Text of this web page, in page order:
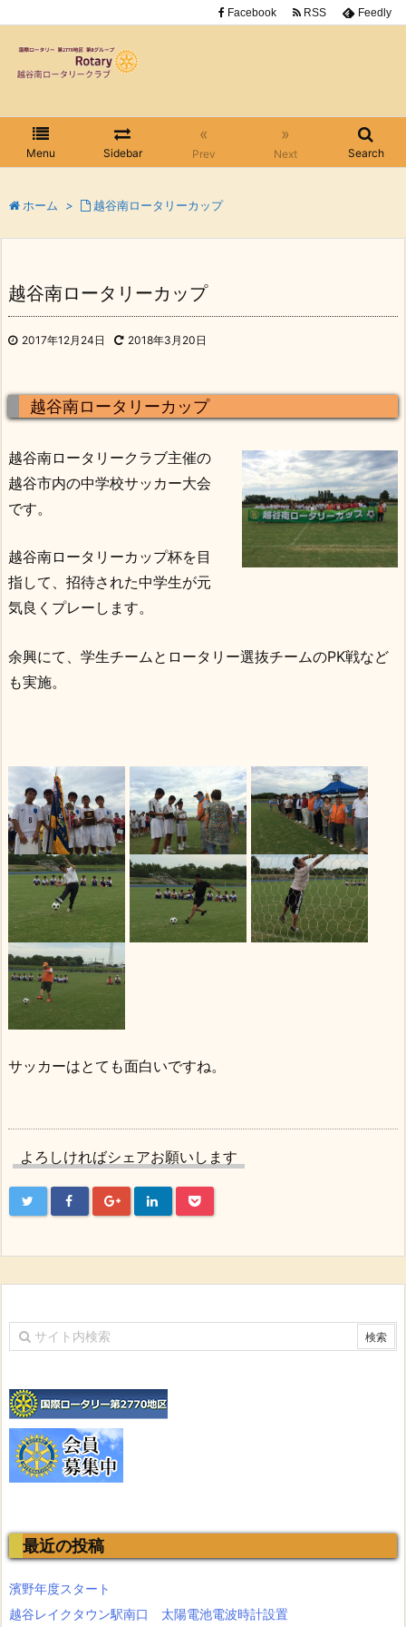
Menu Sidebar
«
Prev
»
Next Search
Facebook RSS Feedly
ホーム > 越谷南ロータリーカップ
越谷南ロータリーカップ
2017年12月24日 2018年3月20日
越谷南ロータリーカップ
越谷南ロータリークラブ主催の
越谷市内の中学校サッカー大会
です。
越谷南ロータリーカップ杯を目
指して、招待された中学生が元
気良くプレーします。
余興にて、学生チームとロータリー選抜チームのPK戦など
も実施。
サッカーはとても面白いですね。
よろしければシェアお願いします
最近の投稿
濱野年度スタート
越谷レイクタウン駅南口 太陽電池電波時計設置